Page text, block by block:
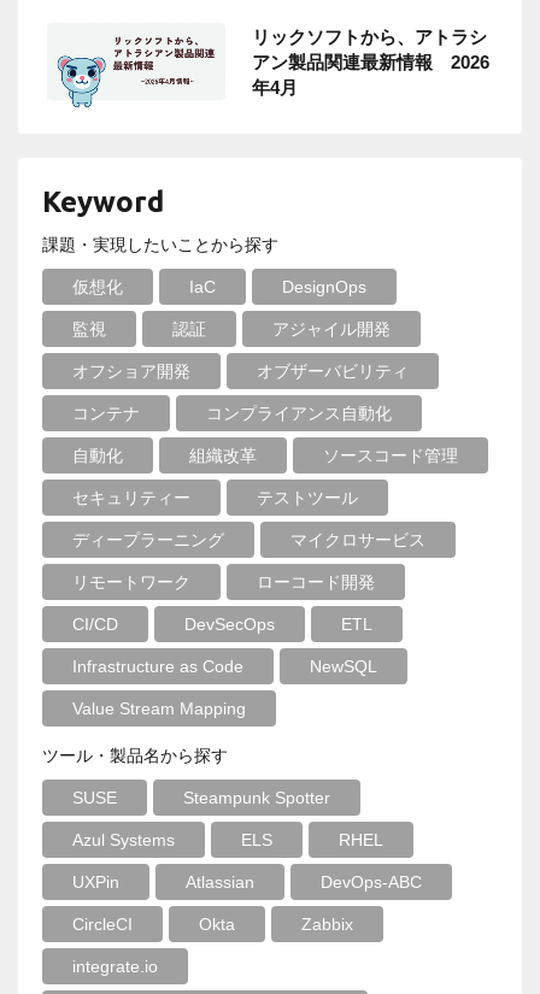
リックソフトから、アトラシ
アン製品関連最新情報 2026
年4月
Keyword
課題・実現したいことから探す
仮想化 IaC DesignOps
監視 認証 アジャイル開発
オフショア開発 オブザーバビリティ
コンテナ コンプライアンス自動化
自動化 組織改革 ソースコード管理
セキュリティー テストツール
ディープラーニング マイクロサービス
リモートワーク ローコード開発
CI/CD DevSecOps ETL
Infrastructure as Code NewSQL
Value Stream Mapping
ツール・製品名から探す
SUSE Steampunk Spotter
Azul Systems ELS RHEL
UXPin Atlassian DevOps-ABC
CircleCI Okta Zabbix
integrate.io